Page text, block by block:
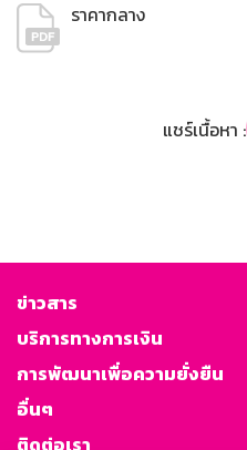
ราคากลาง
แชร์เนื้อหา :
ข่าวสาร
บริการทางการเงิน
การพัฒนาเพื่อความยั่งยืน
อื่นๆ